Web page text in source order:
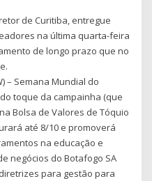
de Curitiba, entregue
na última quarta-feira
de longo prazo que no
– Semana Mundial do
toque da campainha (que
Bolsa de Valores de Tóquio
até 8/10 e promoverá
na educação e
negócios do Botafogo SA
para gestão para